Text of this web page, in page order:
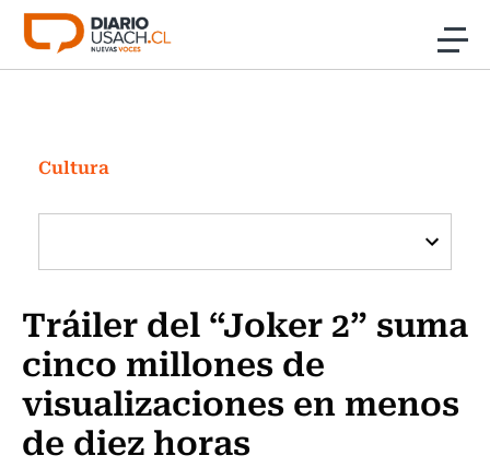
Click acá para ir directamente al contenido
Investigación
Cultura
Programas Radio y TV Usach
Cultura
Tráiler del “Joker 2” suma
cinco millones de
visualizaciones en menos
de diez horas